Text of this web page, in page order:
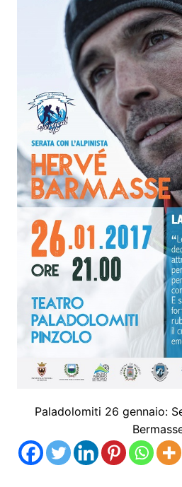
Paladolomiti 26 gennaio: